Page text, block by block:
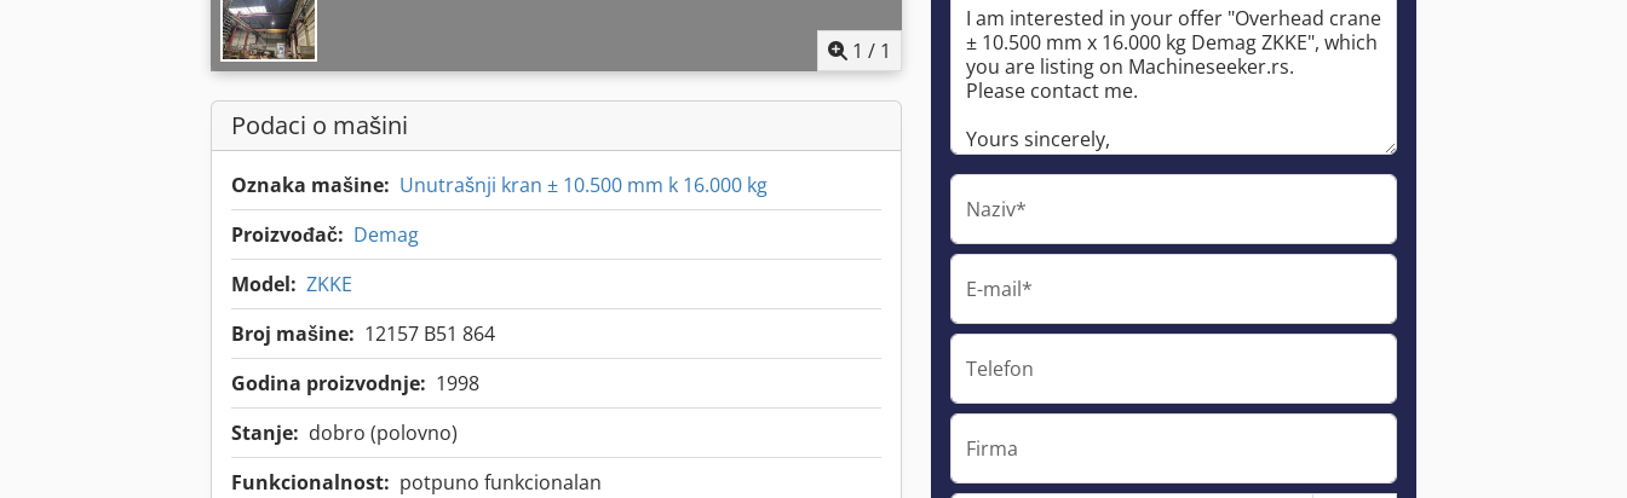
1 / 1
Podaci o mašini
Oznaka mašine: Unutrašnji kran ± 10.500 mm k 16.000 kg
Proizvođač: Demag
Model: ZKKE
Broj mašine: 12157 B51 864
Godina proizvodnje: 1998
Stanje: dobro (polovno)
Funkcionalnost: potpuno funkcionalan
Naziv*
E-mail*
Telefon
Firma